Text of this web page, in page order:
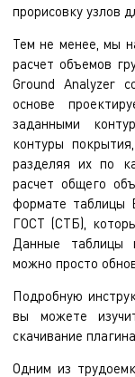
прорисовку узлов
Тем не менее, мы
расчет объемов
Ground Analyzer
основе
заданными
контуры
разделяя их по
расчет общего
формате таблицы
ГОСТ (СТБ),
Данные таблицы
можно просто
Подробную
вы можете
скачивание плагина
Одним из